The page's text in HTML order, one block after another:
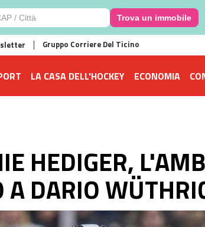
Trova un immobile
Gruppo Corriere Del Ticino
LA CASA DELL'HOCKEY ECONOMIA
HEDIGER,
A DARIO